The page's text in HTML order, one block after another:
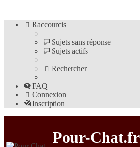
Raccourcis
Sujets sans réponse
Sujets actifs
Rechercher
FAQ
Connexion
Inscription
Pour-Chat.fr